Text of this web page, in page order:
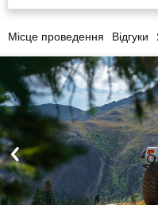
Місце проведення Відгуки